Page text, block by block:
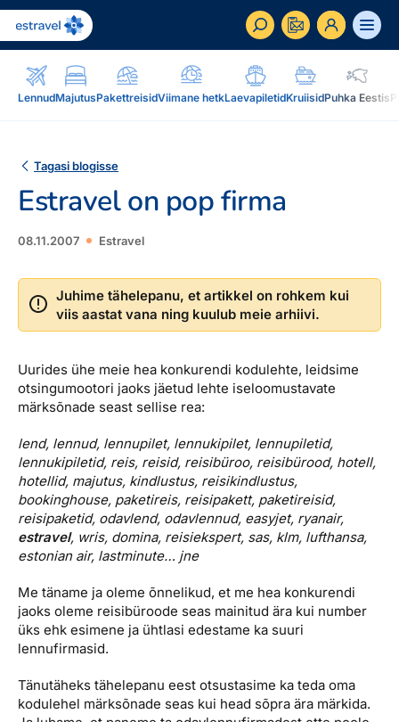
LennudMajutusPakettreisidViimane hetkLaevapiletidKruiisidPuhka Eestis
ET RU EN
Inspiratsioon & blogi
Blogi, sihtkohad, podcastid, ajakiri, uudiskiri...
Sihtkohad
Podcastid
Uudiskiri
Reisiajakiri Traveller
Järelmaks, Estraveli kinkekaart, Airalo eSim,
reisikaubad.ee...
Estraveli kinkekaart
Reisitarvete e-pood
Airalo eSIM
Reisija meelespea
Boonuspunktid, Kuldkaart, Platinum kaart...
Kuldkaart
Platinum Club
Püsisoodustused
Boonuspunktid
Meist
Ettevõttest, kontaktid, reisikonsultandi teenus, tule
tööle, uudised...
Ettevõttest
Kontaktid
Reisikonsultandi teenus
Tule tööle
Uudised
Tagasi blogisse
Estravel on pop firma
08.11.2007 Estravel
Juhime tähelepanu, et artikkel on rohkem kui
viis aastat vana ning kuulub meie arhiivi.
Uurides ühe meie hea konkurendi kodulehte, leidsime
otsingumootori jaoks jäetud lehte iseloomustavate
märksõnade seast sellise rea:
lend, lennud, lennupilet, lennukipilet, lennupiletid,
lennukipiletid, reis, reisid, reisibüroo, reisibürood, hotell,
hotellid, majutus, kindlustus, reisikindlustus,
bookinghouse, paketireis, reisipakett, paketireisid,
reisipaketid, odavlend, odavlennud, easyjet, ryanair,
estravel, wris, domina, reisiekspert, sas, klm, lufthansa,
estonian air, lastminute… jne
Me täname ja oleme õnnelikud, et me hea konkurendi
jaoks oleme reisibüroode seas mainitud ära kui number
üks ehk esimene ja ühtlasi edestame ka suuri
lennufirmasid.
Tänutäheks tähelepanu eest otsustasime ka teda oma
kodulehel märksõnade seas kui head sõpra ära märkida.